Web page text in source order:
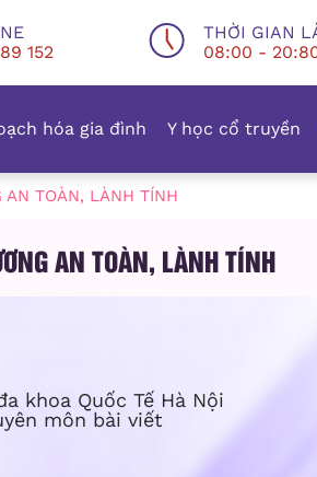
152
THỜI GIAN
08:00 -
hóa gia đình Y học cổ truyền
AN TOÀN, LÀNH TÍNH
AN TOÀN, LÀNH TÍNH
khoa Quốc Tế Hà Nội
môn bài viết